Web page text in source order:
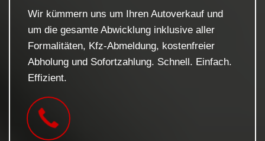
Wir kümmern uns um Ihren Autoverkauf und
um die gesamte Abwicklung inklusive aller
Formalitäten, Kfz-Abmeldung, kostenfreier
Abholung und Sofortzahlung. Schnell. Einfach.
Effizient.